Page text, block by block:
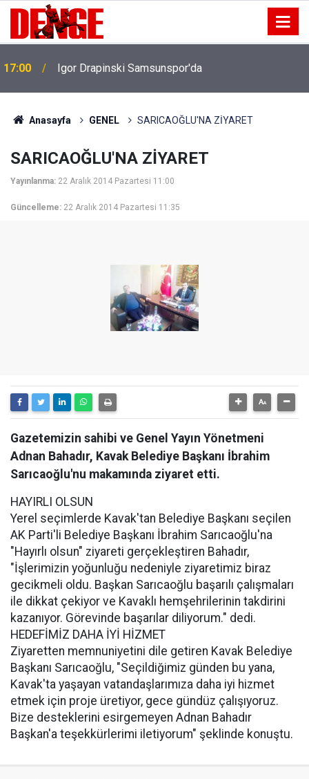
17:00 Igor Drapinski Samsunspor'da
Anasayfa GENEL SARICAOĞLU'NA ZİYARET
SARICAOĞLU'NA ZİYARET
Yayınlanma: 22 Aralık 2014 Pazartesi 11:00
Güncelleme: 22 Aralık 2014 Pazartesi 11:35
Gazetemizin sahibi ve Genel Yayın Yönetmeni
Adnan Bahadır, Kavak Belediye Başkanı İbrahim
Sarıcaoğlu'nu makamında ziyaret etti.
HAYIRLI OLSUN
Yerel seçimlerde Kavak'tan Belediye Başkanı seçilen
AK Parti'li Belediye Başkanı İbrahim Sarıcaoğlu'na
"Hayırlı olsun" ziyareti gerçekleştiren Bahadır,
"İşlerimizin yoğunluğu nedeniyle ziyaretimiz biraz
gecikmeli oldu. Başkan Sarıcaoğlu başarılı çalışmaları
ile dikkat çekiyor ve Kavaklı hemşehrilerinin takdirini
kazanıyor. Görevinde başarılar diliyorum." dedi.
HEDEFİMİZ DAHA İYİ HİZMET
Ziyaretten memnuniyetini dile getiren Kavak Belediye
Başkanı Sarıcaoğlu, "Seçildiğimiz günden bu yana,
Kavak'ta yaşayan vatandaşlarımıza daha iyi hizmet
etmek için proje üretiyor, gece gündüz çalışıyoruz.
Bize desteklerini esirgemeyen Adnan Bahadır
Başkan'a teşekkürlerimi iletiyorum" şeklinde konuştu.